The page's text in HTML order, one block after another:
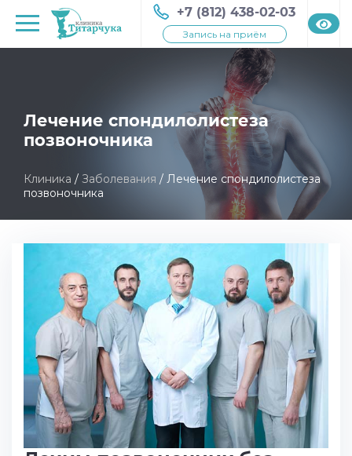
+7 (812) 438-02-03
Запись на приём
Лечение спондилолистеза
позвоночника
Клиника / Заболевания / Лечение спондилолистеза
позвоночника